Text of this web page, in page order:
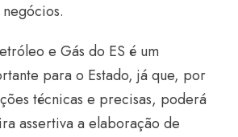
e Gás do ES é um
para o Estado, já que, por
técnicas e precisas, poderá
assertiva a elaboração de